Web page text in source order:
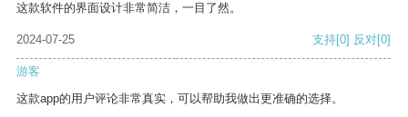
这款软件的界面设计非常简洁，一目了然。
2024-07-25 支持[0] 反对[0]
游客
这款app的用户评论非常真实，可以帮助我做出更准确的选择。